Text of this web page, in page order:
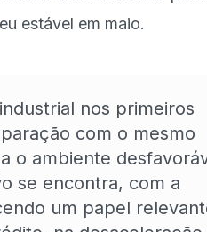
estável em maio.
nos primeiros
com o mesmo
o ambiente
se encontra, com a
um papel